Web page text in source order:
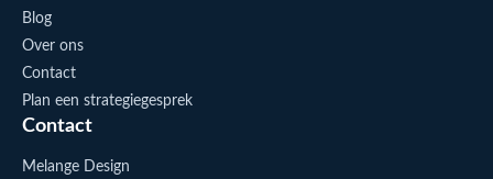
Blog
Over ons
Contact
Plan een strategiegesprek
Contact
Melange Design